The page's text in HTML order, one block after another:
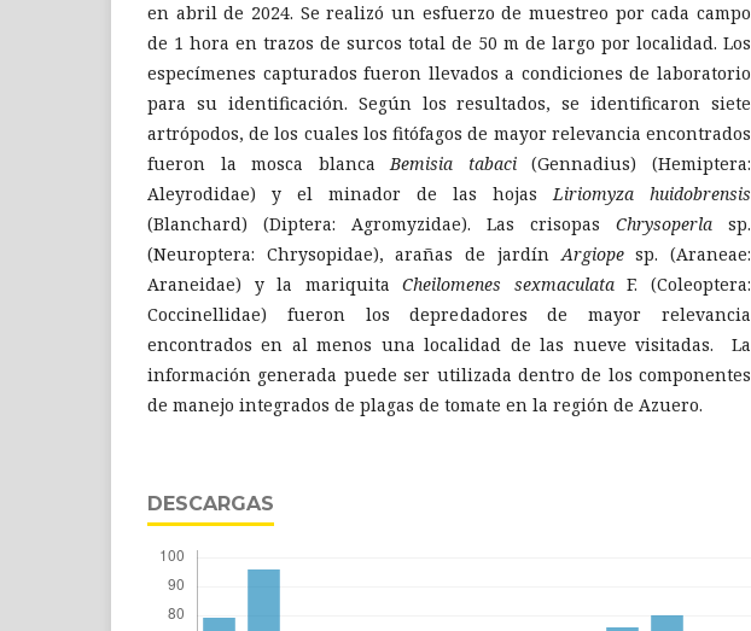
en abril de 2024. Se realizó un esfuerzo de muestreo por cada campo
de 1 hora en trazos de surcos total de 50 m de largo por localidad. Los
especímenes capturados fueron llevados a condiciones de laboratorio
para su identificación. Según los resultados, se identificaron siete
artrópodos, de los cuales los fitófagos de mayor relevancia encontrados
fueron la mosca blancaBemisia tabaci(Gennadius) (Hemiptera:
Aleyrodidae) y el minador de las hojasLiriomyza huidobrensis
(Blanchard) (Diptera: Agromyzidae). Las crisopas Chrysoperla sp.
(Neuroptera: Chrysopidae), arañas de jardínArgiopesp. (Araneae:
Araneidae) y la mariquitaCheilomenes sexmaculataF. (Coleoptera:
Coccinellidae) fueron los depredadores de mayor relevancia
encontrados en al menos una localidad de las nueve visitadas. La
información generada puede ser utilizada dentro de los componentes
de manejo integrados de plagas de tomate en la región de Azuero.
DESCARGAS